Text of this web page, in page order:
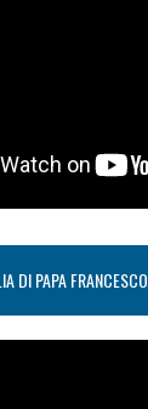
DI PAPA FRANCESCO